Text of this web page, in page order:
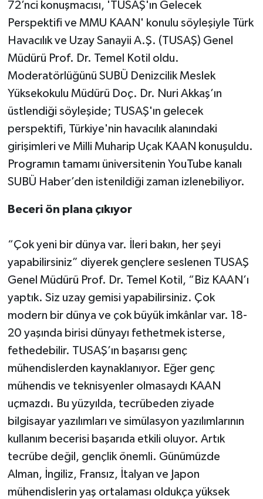
72’nci konuşmacısı, 'TUSAŞ'ın Gelecek
Perspektifi ve MMU KAAN' konulu söyleşiyle Türk
Havacılık ve Uzay Sanayii A.Ş. (TUSAŞ) Genel
Müdürü Prof. Dr. Temel Kotil oldu.
Moderatörlüğünü SUBÜ Denizcilik Meslek
Yüksekokulu Müdürü Doç. Dr. Nuri Akkaş’ın
üstlendiği söyleşide; TUSAŞ'ın gelecek
perspektifi, Türkiye'nin havacılık alanındaki
girişimleri ve Milli Muharip Uçak KAAN konuşuldu.
Programın tamamı üniversitenin YouTube kanalı
SUBÜ Haber’den istenildiği zaman izlenebiliyor.
Beceri ön plana çıkıyor
“Çok yeni bir dünya var. İleri bakın, her şeyi
yapabilirsiniz” diyerek gençlere seslenen TUSAŞ
Genel Müdürü Prof. Dr. Temel Kotil, “Biz KAAN’ı
yaptık. Siz uzay gemisi yapabilirsiniz. Çok
modern bir dünya ve çok büyük imkânlar var. 18-
20 yaşında birisi dünyayı fethetmek isterse,
fethedebilir. TUSAŞ’ın başarısı genç
mühendislerden kaynaklanıyor. Eğer genç
mühendis ve teknisyenler olmasaydı KAAN
uçmazdı. Bu yüzyılda, tecrübeden ziyade
bilgisayar yazılımları ve simülasyon yazılımlarının
kullanım becerisi başarıda etkili oluyor. Artık
tecrübe değil, gençlik önemli. Günümüzde
Alman, İngiliz, Fransız, İtalyan ve Japon
mühendislerin yaş ortalaması oldukça yüksek